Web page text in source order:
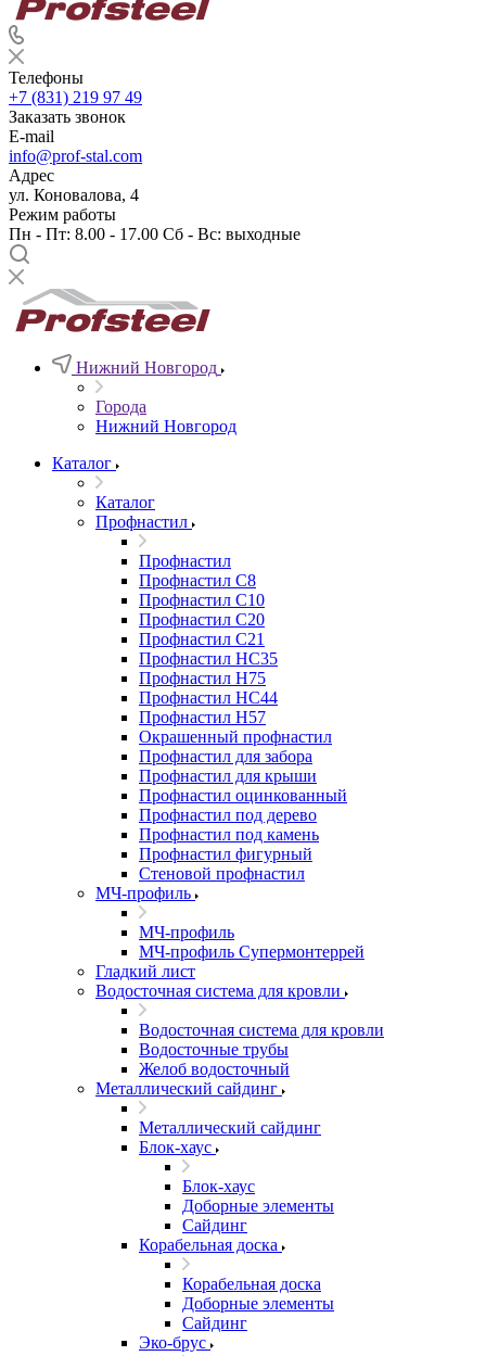
Телефоны
+7 (831) 219 97 49
Заказать звонок
E-mail
info@prof-stal.com
Адрес
ул. Коновалова, 4
Режим работы
Пн - Пт: 8.00 - 17.00 Сб - Вс: выходные
Нижний Новгород
Города
Нижний Новгород
Каталог
Каталог
Профнастил
Профнастил
Профнастил С8
Профнастил С10
Профнастил С20
Профнастил С21
Профнастил НС35
Профнастил Н75
Профнастил HC44
Профнастил Н57
Окрашенный профнастил
Профнастил для забора
Профнастил для крыши
Профнастил оцинкованный
Профнастил под дерево
Профнастил под камень
Профнастил фигурный
Стеновой профнастил
МЧ-профиль
МЧ-профиль
МЧ-профиль Супермонтеррей
Гладкий лист
Водосточная система для кровли
Водосточная система для кровли
Водосточные трубы
Желоб водосточный
Металлический сайдинг
Металлический сайдинг
Блок-хаус
Блок-хаус
Доборные элементы
Сайдинг
Корабельная доска
Корабельная доска
Доборные элементы
Сайдинг
Эко-брус